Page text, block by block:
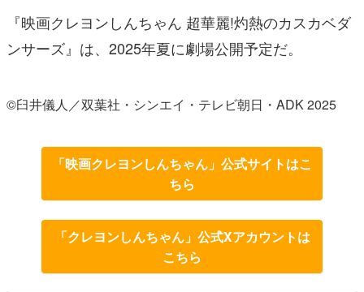
『映画クレヨンしんちゃん 超華麗!灼熱のカスカベダ
ンサーズ』は、2025年夏に劇場公開予定だ。
©臼井儀人／双葉社・シンエイ・テレビ朝日・ADK 2025
「映画クレヨンしんちゃん」公式サイトはこ
ちら
「クレヨンしんちゃん」公式Xアカウントは
こちら